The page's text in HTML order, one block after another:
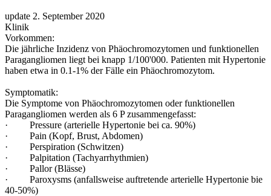
update 2. September 2020
Klinik
Vorkommen:
Die jährliche Inzidenz von Phäochromozytomen und funktionellen
Paragangliomen liegt bei knapp 1/100'000. Patienten mit Hypertonie
haben etwa in 0.1-1% der Fälle ein Phäochromozytom.
Symptomatik:
Die Symptome von Phäochromozytomen oder funktionellen
Paragangliomen werden als 6 P zusammengefasst:
· Pressure (arterielle Hypertonie bei ca. 90%)
· Pain (Kopf, Brust, Abdomen)
· Perspiration (Schwitzen)
· Palpitation (Tachyarrhythmien)
· Pallor (Blässe)
· Paroxysms (anfallsweise auftretende arterielle Hypertonie bie
40-50%)